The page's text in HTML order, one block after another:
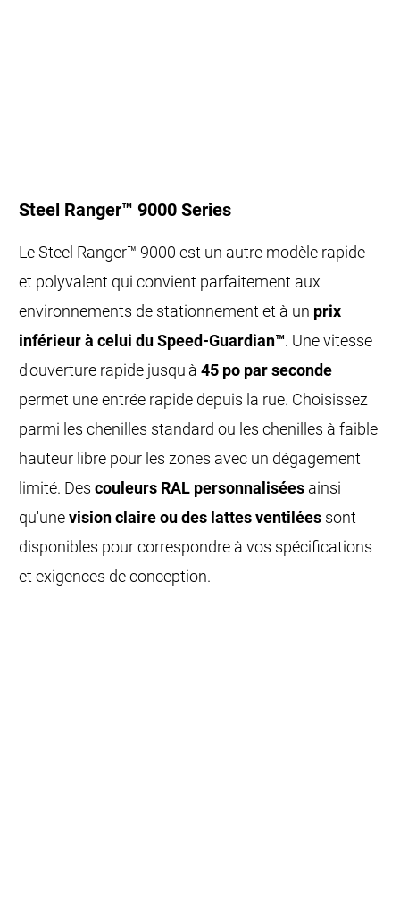
Steel Ranger™ 9000 Series
Le Steel Ranger™ 9000 est un autre modèle rapide
et polyvalent qui convient parfaitement aux
environnements de stationnement et à un prix
inférieur à celui du Speed-Guardian™. Une vitesse
d'ouverture rapide jusqu'à45 po par seconde
permet une entrée rapide depuis la rue. Choisissez
parmi les chenilles standard ou les chenilles à faible
hauteur libre pour les zones avec un dégagement
limité. Descouleurs RAL personnalisées ainsi
qu'unevision claire ou des lattes ventilées sont
disponibles pour correspondre à vos spécifications
et exigences de conception.